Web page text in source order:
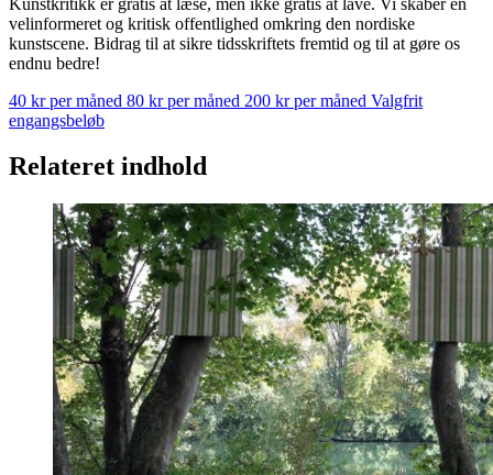
velinformeret og kritisk offentlighed omkring den nordiske
kunstscene. Bidrag til at sikre tidsskriftets fremtid og til at gøre os
endnu bedre!
40 kr per måned 80 kr per måned 200 kr per måned Valgfrit
engangsbeløb
Relateret indhold